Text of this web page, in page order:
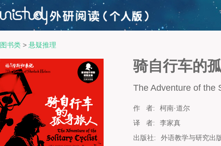
图书类 > 悬疑推理
骑自行车的
The Adventure of the
作 者:
柯南·道尔
译 者:
李家真
出版社:
外语教学与研究出